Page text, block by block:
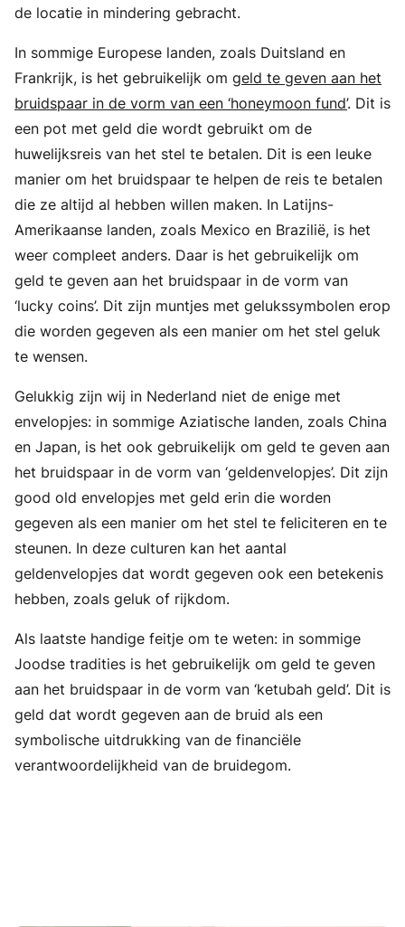
de locatie in mindering gebracht.
In sommige Europese landen, zoals Duitsland en
Frankrijk, is het gebruikelijk om geld te geven aan het
bruidspaar in de vorm van een ‘honeymoon fund’. Dit is
een pot met geld die wordt gebruikt om de
huwelijksreis van het stel te betalen. Dit is een leuke
manier om het bruidspaar te helpen de reis te betalen
die ze altijd al hebben willen maken. In Latijns-
Amerikaanse landen, zoals Mexico en Brazilië, is het
weer compleet anders. Daar is het gebruikelijk om
geld te geven aan het bruidspaar in de vorm van
‘lucky coins’. Dit zijn muntjes met gelukssymbolen erop
die worden gegeven als een manier om het stel geluk
te wensen.
Gelukkig zijn wij in Nederland niet de enige met
envelopjes: in sommige Aziatische landen, zoals China
en Japan, is het ook gebruikelijk om geld te geven aan
het bruidspaar in de vorm van ‘geldenvelopjes’. Dit zijn
good old envelopjes met geld erin die worden
gegeven als een manier om het stel te feliciteren en te
steunen. In deze culturen kan het aantal
geldenvelopjes dat wordt gegeven ook een betekenis
hebben, zoals geluk of rijkdom.
Als laatste handige feitje om te weten: in sommige
Joodse tradities is het gebruikelijk om geld te geven
aan het bruidspaar in de vorm van ‘ketubah geld’. Dit is
geld dat wordt gegeven aan de bruid als een
symbolische uitdrukking van de financiële
verantwoordelijkheid van de bruidegom.